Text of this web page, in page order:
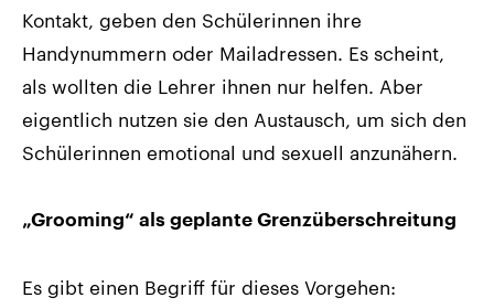
Kontakt, geben den Schülerinnen ihre
Handynummern oder Mailadressen. Es scheint,
als wollten die Lehrer ihnen nur helfen. Aber
eigentlich nutzen sie den Austausch, um sich den
Schülerinnen emotional und sexuell anzunähern.
„Grooming“ als geplante Grenzüberschreitung
Es gibt einen Begriff für dieses Vorgehen: